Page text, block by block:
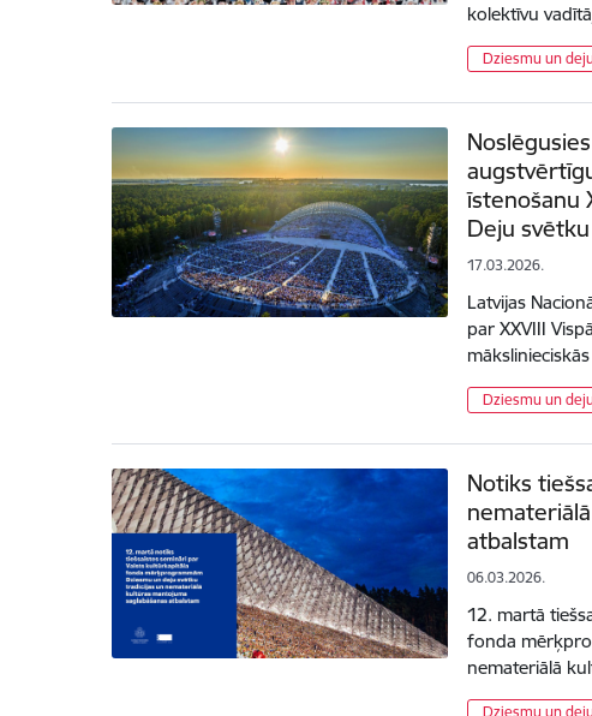
kolektīvu
Dziesmu un
īstenošanu
Deju
17.03.2026.
Latvijas
par XXVIII
Dziesmu un
Notiks
atbalstam
06.03.2026.
12. martā
fonda
nemateriālā
Dziesmu un